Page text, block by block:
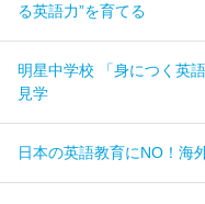
る英語力”を育てる
明星中学校 「身につく英
見学
日本の英語教育にNO！海